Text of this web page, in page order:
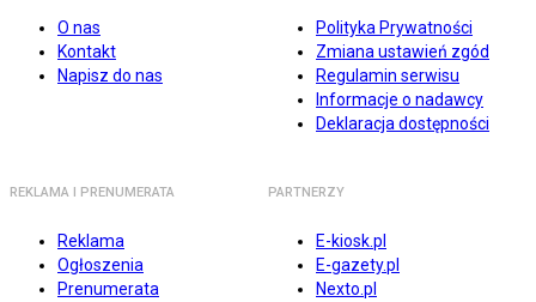
O nas
Kontakt
Napisz do nas
Polityka Prywatności
Zmiana ustawień zgód
Regulamin serwisu
Informacje o nadawcy
Deklaracja dostępności
REKLAMA I PRENUMERATA
Reklama
Ogłoszenia
Prenumerata
PARTNERZY
E-kiosk.pl
E-gazety.pl
Nexto.pl